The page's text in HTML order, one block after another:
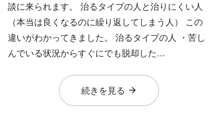
談に来られます。 治るタイプの人と治りにくい人
（本当は良くなるのに繰り返してしまう人） この
違いがわかってきました。 治るタイプの人 ・苦し
んでいる状況からすぐにでも脱却した…
続きを見る arrow_forward